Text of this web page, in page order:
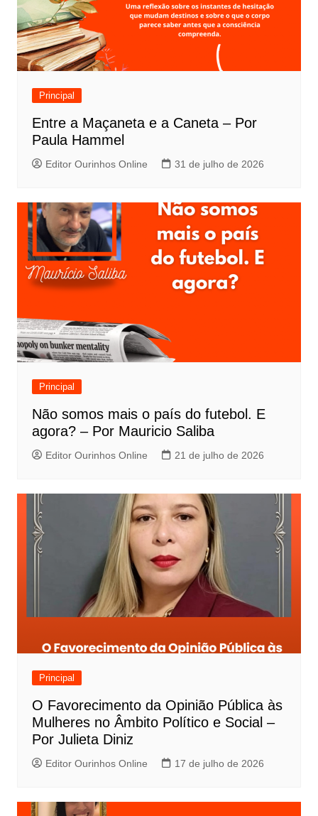
Principal
Entre a Maçaneta e a Caneta – Por
Paula Hammel
Editor Ourinhos Online 31 de julho de 2026
Principal
Não somos mais o país do futebol. E
agora? – Por Mauricio Saliba
Editor Ourinhos Online 21 de julho de 2026
Principal
O Favorecimento da Opinião Pública às
Mulheres no Âmbito Político e Social –
Por Julieta Diniz
Editor Ourinhos Online 17 de julho de 2026